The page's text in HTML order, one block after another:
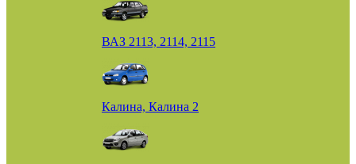
ВАЗ 2113, 2114, 2115
Калина, Калина 2